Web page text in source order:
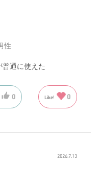
性
通に使えた
0 Like! 0
2026.7.13